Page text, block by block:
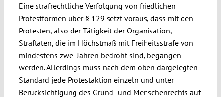
Eine strafrechtliche Verfolgung von friedlichen
Protestformen über § 129 setzt voraus, dass mit den
Protesten, also der Tätigkeit der Organisation,
Straftaten, die im Höchstmaß mit Freiheitsstrafe von
mindestens zwei Jahren bedroht sind, begangen
werden. Allerdings muss nach dem oben dargelegten
Standard jede Protestaktion einzeln und unter
Berücksichtigung des Grund- und Menschenrechts auf